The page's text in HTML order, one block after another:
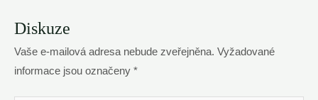
Diskuze
Vaše e-mailová adresa nebude zveřejněna. Vyžadované
informace jsou označeny *